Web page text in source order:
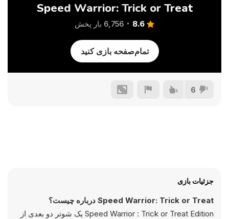
Speed Warrior: Trick or Treat
8.6 6,756 بار پخش
تمام‌صفحه بازی کنید
6
جزئیات بازی
Speed Warrior: Trick or Treat درباره چیست؟
Speed Warrior : Trick or Treat Edition یک شوتر دو بعدی از